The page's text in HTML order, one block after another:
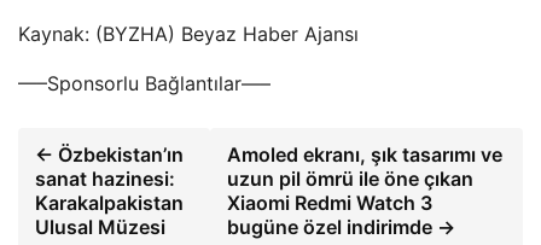
Kaynak: (BYZHA) Beyaz Haber Ajansı
—–Sponsorlu Bağlantılar—–
← Özbekistan’ın
sanat hazinesi:
Karakalpakistan
Ulusal Müzesi
Amoled ekranı, şık tasarımı ve
uzun pil ömrü ile öne çıkan
Xiaomi Redmi Watch 3
bugüne özel indirimde →